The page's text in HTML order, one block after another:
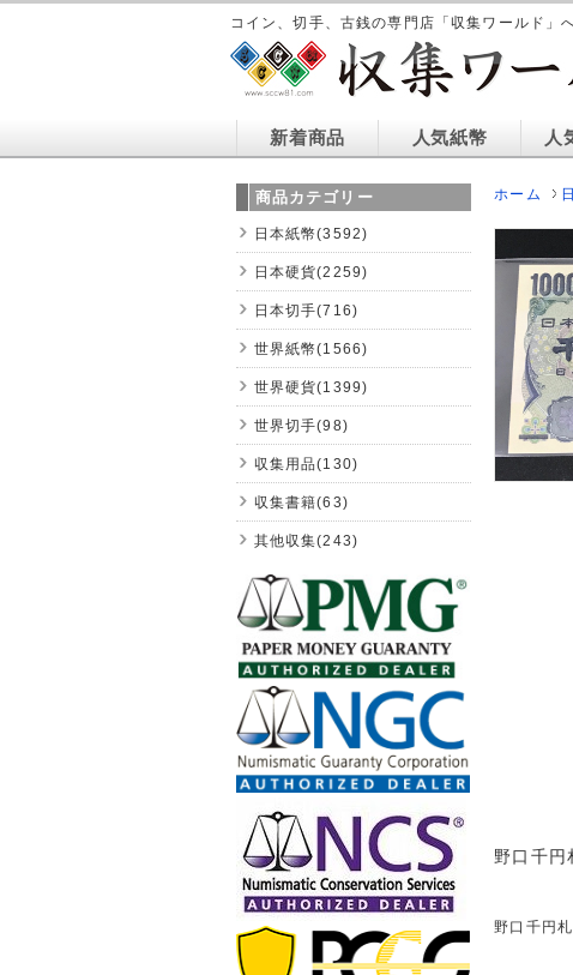
コイン、切手、古銭の専門店「収集ワールド」
新着商品 人気紙幣 人
ホーム
野口千円
野口千円
商品カテゴリー
日本紙幣(3592)
日本硬貨(2259)
日本切手(716)
世界紙幣(1566)
世界硬貨(1399)
世界切手(98)
収集用品(130)
収集書籍(63)
其他収集(243)